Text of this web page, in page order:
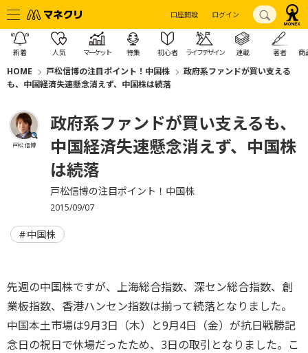
口座開設 ログイン
新着 人気 マーケット 特集 初心者 ライフデザイン 連載 著者 商
HOME 戸松信博の注目ポイント！中国株
政府系ファンドが買い支える
も、中国経済失速懸念消えず、中国株は続落
戸松 信博
政府系ファンドが買い支えるも、
中国経済失速懸念消えず、中国株
は続落
戸松信博の注目ポイント！中国株
2015/09/07
中国株
先週の中国株ですが、上海総合指数、深セン総合指数、創
業板指数、香港ハンセン指数は揃って続落となりました。
中国本土市場は9月3日（木）と9月4日（金）が抗日戦勝記
念日の祝日で休場だったため、3日の取引となりました。こ